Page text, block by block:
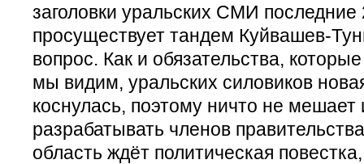
заголовки уральских СМИ последние
просуществует тандем Куйвашев-
вопрос. Как и обязательства,
мы видим, уральских силовиков
коснулась, поэтому ничто не
разрабатывать членов
область ждёт политическая